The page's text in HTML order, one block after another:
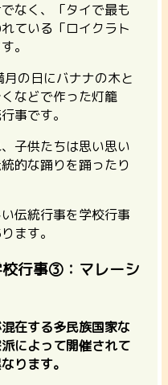
なく、「タイで最も
ている「ロイクラト
。
の日にバナナの木と
などで作った灯籠
事です。
子供たちは思い思い
的な踊りを踊ったり
伝統行事を学校行事
ます。
行事③：マレーシ
在する多民族国家な
によって開催されて
ります。